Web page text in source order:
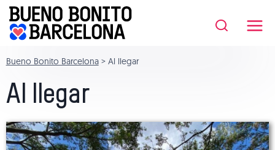
Saltar
contenido
Bueno Bonito Barcelona> Al llegar
Al llegar